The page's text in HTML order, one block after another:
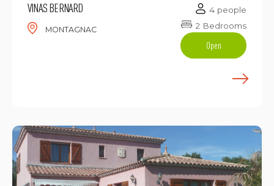
VINAS BERNARD
MONTAGNAC
4 people
2 Bedrooms
Open